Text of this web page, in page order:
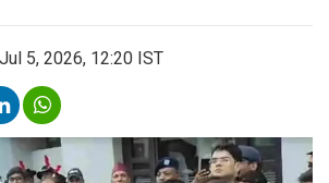
Jul 5, 2026, 12:20 IST